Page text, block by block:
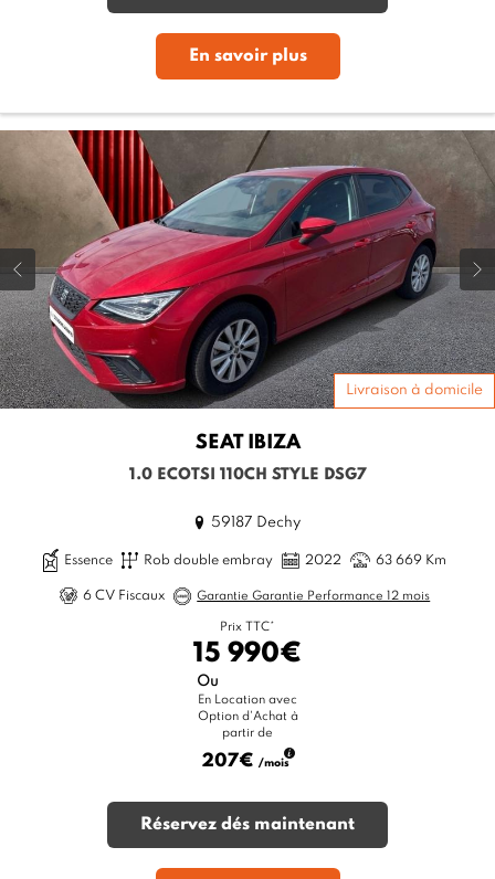
En savoir plus
Livraison à domicile
SEAT IBIZA
1.0 ECOTSI 110CH STYLE DSG7
59187 Dechy
Essence Rob double embray 2022 63 669 Km
6 CV Fiscaux Garantie Garantie Performance 12 mois
Prix TTC*
15 990€
Ou
En Location avec
Option d'Achat à
partir de
207€ /mois
Réservez dés maintenant